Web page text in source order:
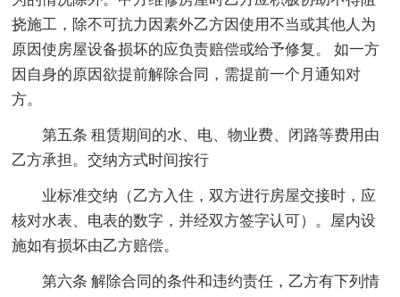
挠施工，除不可抗力因素外乙方因使用不当或其他人为
原因使房屋设备损坏的应负责赔偿或给予修复。 如一方
因自身的原因欲提前解除合同，需提前一个月通知对
方。
第五条 租赁期间的水、电、物业费、闭路等费用由
乙方承担。交纳方式时间按行
业标准交纳（乙方入住，双方进行房屋交接时，应
核对水表、电表的数字，并经双方签字认可）。屋内设
施如有损坏由乙方赔偿。
第六条 解除合同的条件和违约责任，乙方有下列情